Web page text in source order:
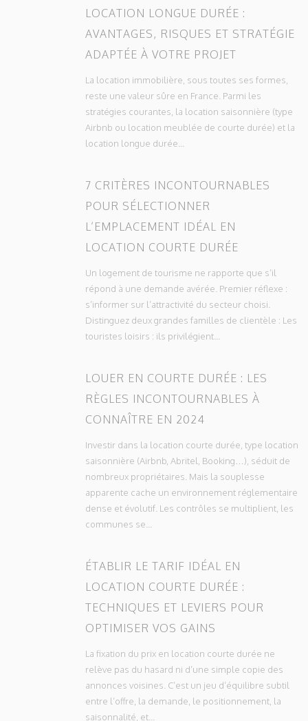
LOCATION LONGUE DURÉE :
AVANTAGES, RISQUES ET STRATÉGIE
ADAPTÉE À VOTRE PROJET
La location immobilière, sous toutes ses formes,
reste une valeur sûre en France. Parmi les
stratégies courantes, la location saisonnière (type
Airbnb ou location meublée de courte durée) et la
location longue durée...
7 CRITÈRES INCONTOURNABLES
POUR SÉLECTIONNER
L’EMPLACEMENT IDÉAL EN
LOCATION COURTE DURÉE
Un logement de tourisme ne rapporte que s’il
répond à une demande avérée. Premier réflexe :
s’informer sur l’attractivité du secteur choisi.
Distinguez deux grandes familles de clientèle : Les
touristes loisirs : ils privilégient...
LOUER EN COURTE DURÉE : LES
RÈGLES INCONTOURNABLES À
CONNAÎTRE EN 2024
Investir dans la location courte durée, type location
saisonnière (Airbnb, Abritel, Booking…), séduit de
nombreux propriétaires. Mais la souplesse
apparente cache un environnement réglementaire
dense et évolutif. Les contrôles se multiplient, les
communes se...
ÉTABLIR LE TARIF IDÉAL EN
LOCATION COURTE DURÉE :
TECHNIQUES ET LEVIERS POUR
OPTIMISER VOS GAINS
La fixation du prix en location courte durée ne
relève pas du hasard ni d’une simple copie des
annonces voisines. C’est un jeu d’équilibre subtil
entre l’offre, la demande, le positionnement, la
saisonnalité, et...